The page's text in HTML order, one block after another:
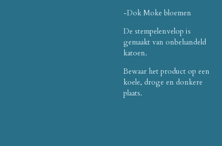
-Dok Moke bloemen
De stempelenvelop is
gemaakt van onbehandeld
katoen.
Bewaar het product op een
koele, droge en donkere
plaats.